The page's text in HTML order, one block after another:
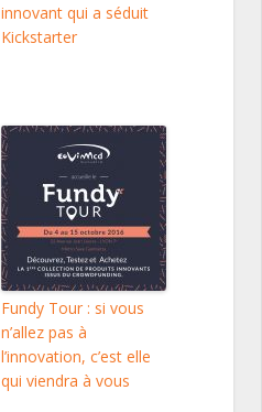
innovant qui a séduit
Kickstarter
Fundy Tour : si vous
n’allez pas à
l’innovation, c’est elle
qui viendra à vous